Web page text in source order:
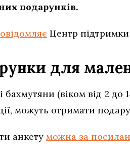
подарунків.
Центр
для
бахмутяни (віком від 2 до
можуть отримати
анкету можна за